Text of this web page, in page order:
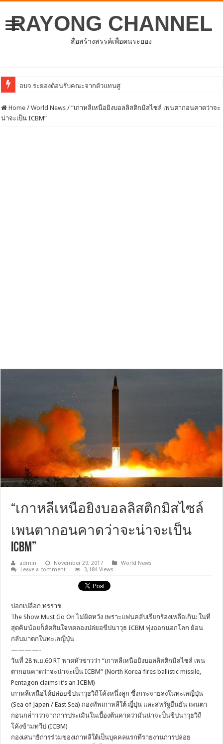
RAYONG CHANNEL
สื่อสร้างสรรค์เพื่อคนระยอง
อบจ.ระยองต้อนรับคณะจากตัวแทนศูนย์ธุรกิจจีน – อาเซียน (CABC)
Home / World News / “เกาหลีเหนือยิงบอลลิสติกมิสไซล์ เพนตากอนคาดว่าจะ
น่าจะเป็น ICBM”
“เกาหลีเหนือยิงบอลลิสติกมิสไซล์
เพนตากอนคาดว่าจะน่าจะเป็น
ICBM”
admin November 29, 2017
World News
Leave a comment
3,184 Views
ปอกเปลือก ทรราช
The Show Must Go On ไม่ผิดหวัง เพราะแฟนคลับเรียกร้องเหลือเกิน: ในที่
สุดคิมน้อยก็ตัดสินใจทดลองปล่ยอขีปนาวุธ ICBM พุ่งออกนอกโลก ย้อน
กลับมาตกในทะเลญี่ปุ่น
————-
วันที่ 28 พ.ย.60 RT พาดหัวข่าวว่า “เกาหลีเหนือยิงบอลลิสติกมิสไซล์ เพน
ตากอนคาดว่าจะน่าจะเป็น ICBM” (North Korea fires ballistic missile,
Pentagon claims it’s an ICBM)
เกาหลีเหนือได้ปล่อยขีปนาวุธวิถีโค้งหนึ่งลูก ซึ่งกระจายลงในทะเลญี่ปุ่น
(Sea of Japan / East Sea) กองทัพเกาหลีใต้ ญี่ปุ่น และสหรัฐยืนยัน เพนตา
กอนกล่่าวว่าจากการประเมินในเบื้องต้นคาดว่ามันน่าจะป็นขีปนาวุธวิถี
โค้งข้ามทวีป (ICBM)
กองเสนาธิการร่วมของเกาหลีใต้เป็นบุคคลแรกที่รายงานการปล่อย